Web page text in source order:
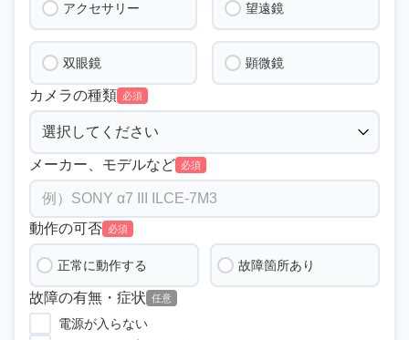
アクセサリー 望遠鏡
双眼鏡 顕微鏡
カメラの種類 必須
メーカー、モデルなど 必須
動作の可否 必須
正常に動作する 故障箇所あり
故障の有無・症状 任意
電源が入らない